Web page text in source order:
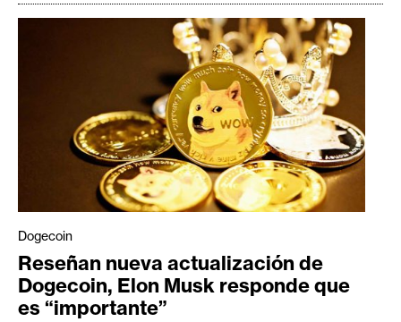
Dogecoin
Reseñan nueva actualización de
Dogecoin, Elon Musk responde que
es “importante”